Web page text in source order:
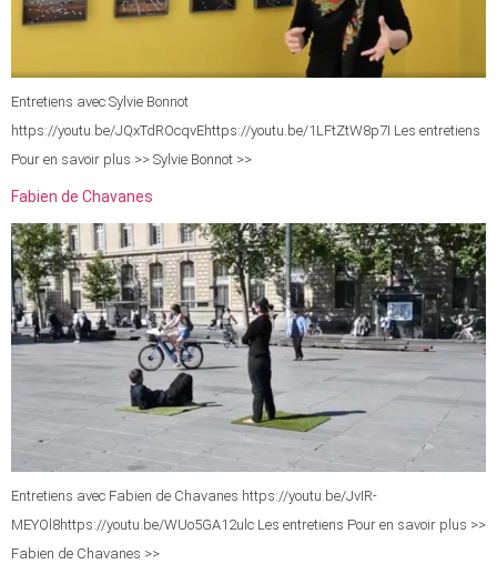
Entretiens avec Sylvie Bonnot
https://youtu.be/JQxTdROcqvEhttps://youtu.be/1LFtZtW8p7I Les entretiens
Pour en savoir plus >> Sylvie Bonnot >>
Fabien de Chavanes
Entretiens avec Fabien de Chavanes https://youtu.be/JvIR-
MEYOl8https://youtu.be/WUo5GA12ulc Les entretiens Pour en savoir plus >>
Fabien de Chavanes >>